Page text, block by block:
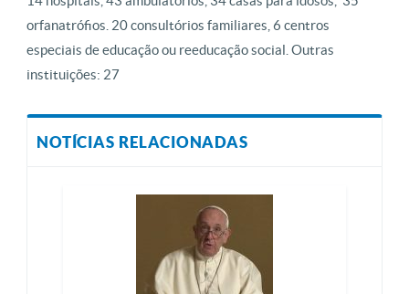
orfanatrófios. 20 consultórios familiares, 6 centros
especiais de educação ou reeducação social. Outras
instituições: 27
NOTÍCIAS RELACIONADAS